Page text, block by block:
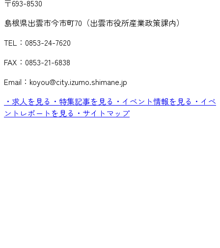
〒693-8530
島根県出雲市今市町70（出雲市役所産業政策課内）
TEL：0853-24-7620
FAX：0853-21-6838
Email：koyou@city.izumo.shimane.jp
・求人を見る ・特集記事を見る ・イベント情報を見る ・イベ
ントレポートを見る ・サイトマップ